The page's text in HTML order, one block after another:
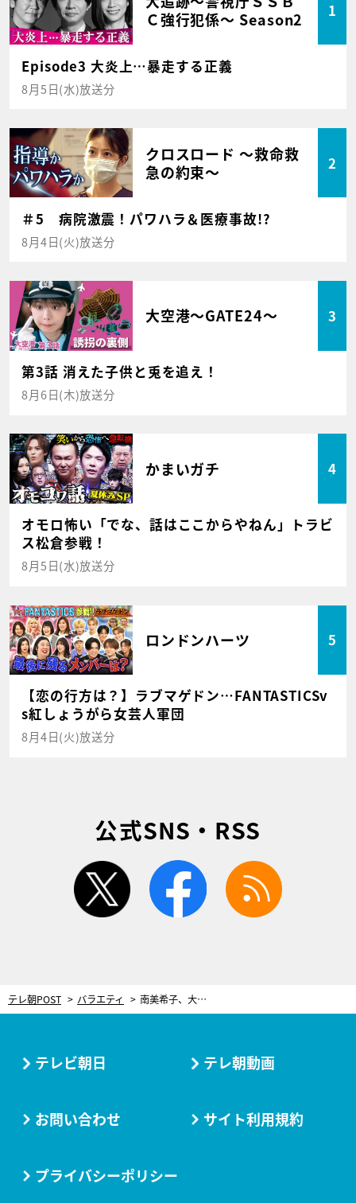
Ｃ強行犯係～ Season2
1
Episode3 大炎上…暴走する正義
8月5日(水)放送分
クロスロード ～救命救
急の約束～
2
＃5 病院激震！パワハラ＆医療事故!?
8月4日(火)放送分
大空港～GATE24～ 3
第3話 消えた子供と兎を追え！
8月6日(木)放送分
かまいガチ 4
オモロ怖い「でな、話はここからやねん」トラビ
ス松倉参戦！
8月5日(水)放送分
ロンドンハーツ 5
【恋の行方は？】ラブマゲドン…FANTASTICSv
s紅しょうがら女芸人軍団
8月4日(火)放送分
公式SNS・RSS
twitter facebook
テレ朝POST バラエティ 南美希子、大学で3年連続首席の息子に立腹！「就職しない」宣言に徹子は賛成
テレビ朝日 テレ朝動画
お問い合わせ サイト利用規約
プライバシーポリシー